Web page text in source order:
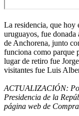
La residencia, que hoy
uruguayos, fue donada
de Anchorena, junto
funciona como parque
lugar de retiro fue
visitantes fue Luis
ACTUALIZACIÓN:
Presidencia de la
página web de